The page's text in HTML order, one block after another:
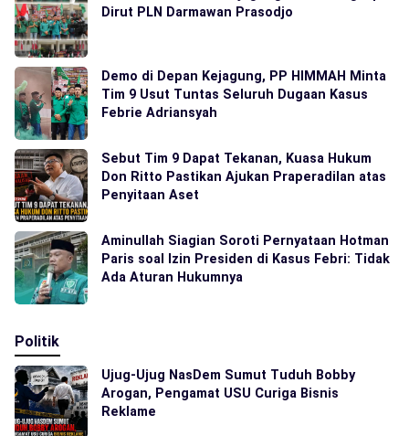
Dirut PLN Darmawan Prasodjo
Demo di Depan Kejagung, PP HIMMAH Minta
Tim 9 Usut Tuntas Seluruh Dugaan Kasus
Febrie Adriansyah
Sebut Tim 9 Dapat Tekanan, Kuasa Hukum
Don Ritto Pastikan Ajukan Praperadilan atas
Penyitaan Aset
Aminullah Siagian Soroti Pernyataan Hotman
Paris soal Izin Presiden di Kasus Febri: Tidak
Ada Aturan Hukumnya
Politik
Ujug-Ujug NasDem Sumut Tuduh Bobby
Arogan, Pengamat USU Curiga Bisnis
Reklame